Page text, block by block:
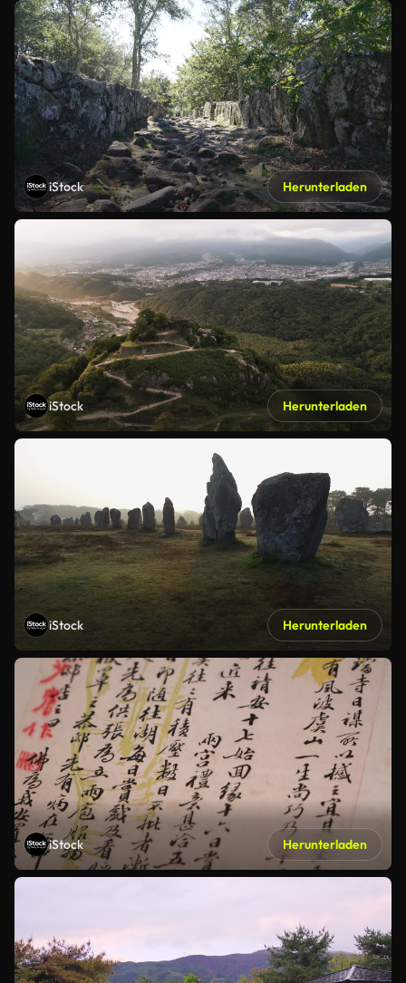
iStock Herunterladen
iStock Herunterladen
iStock Herunterladen
iStock Herunterladen